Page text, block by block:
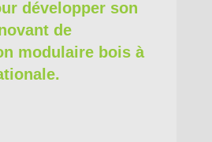
développer son
de
modulaire bois à